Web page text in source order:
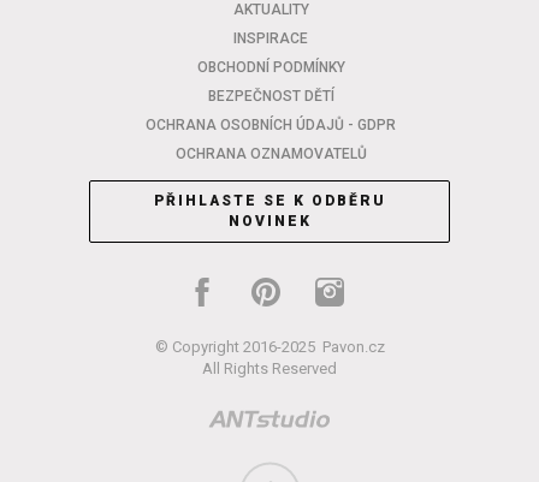
AKTUALITY
INSPIRACE
OBCHODNÍ PODMÍNKY
BEZPEČNOST DĚTÍ
OCHRANA OSOBNÍCH ÚDAJŮ - GDPR
OCHRANA OZNAMOVATELŮ
PŘIHLASTE SE K ODBĚRU
NOVINEK
© Copyright 2016-2025 Pavon.cz
All Rights Reserved